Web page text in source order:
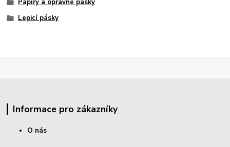
Lepicí pásky
Informace pro zákazníky
O nás